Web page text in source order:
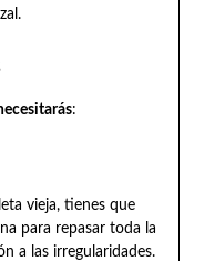
:
vieja, tienes que
para repasar toda la
a las irregularidades.